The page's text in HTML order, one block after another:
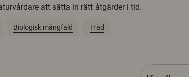
att sätta in rätt åtgärder i tid.
Biologisk mångfald Träd